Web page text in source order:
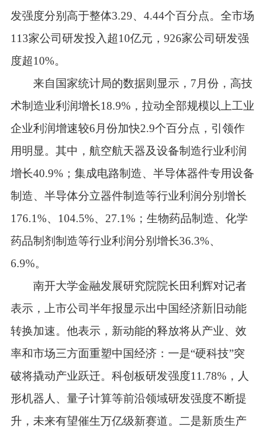
发强度分别高于整体3.29、4.44个百分点。全市场
113家公司研发投入超10亿元，926家公司研发强
度超10%。
来自国家统计局的数据则显示，7月份，高技
术制造业利润增长18.9%，拉动全部规模以上工业
企业利润增速较6月份加快2.9个百分点，引领作
用明显。其中，航空航天器及设备制造行业利润
增长40.9%；集成电路制造、半导体器件专用设备
制造、半导体分立器件制造等行业利润分别增长
176.1%、104.5%、27.1%；生物药品制造、化学
药品制剂制造等行业利润分别增长36.3%、
6.9%。
南开大学金融发展研究院院长田利辉对记者
表示，上市公司半年报显示出中国经济新旧动能
转换加速。他表示，新动能的释放将从产业、效
率和市场三方面重塑中国经济：一是“硬科技”突
破将撬动产业跃迁。科创板研发强度11.78%，人
形机器人、量子计算等前沿领域研发强度不断提
升，未来有望催生万亿级新赛道。二是新质生产